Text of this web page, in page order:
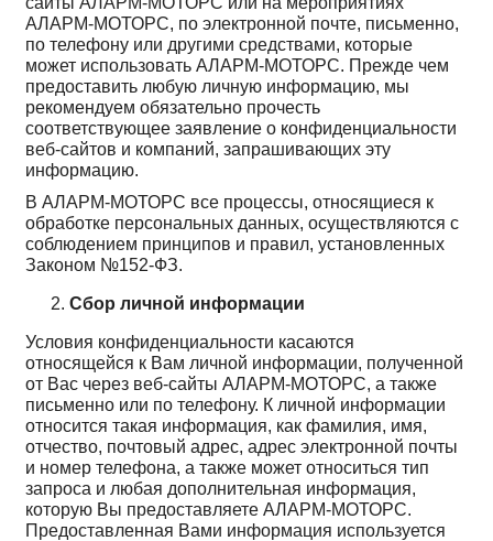
АЛАРМ-МОТОРС, по электронной почте, письменно,
по телефону или другими средствами, которые
может использовать АЛАРМ-МОТОРС. Прежде чем
предоставить любую личную информацию, мы
рекомендуем обязательно прочесть
соответствующее заявление о конфиденциальности
веб-сайтов и компаний, запрашивающих эту
информацию.
В АЛАРМ-МОТОРС все процессы, относящиеся к
обработке персональных данных, осуществляются с
соблюдением принципов и правил, установленных
Законом №152-ФЗ.
Сбор личной информации
Условия конфиденциальности касаются
относящейся к Вам личной информации, полученной
от Вас через веб-сайты АЛАРМ-МОТОРС, а также
письменно или по телефону. К личной информации
относится такая информация, как фамилия, имя,
отчество, почтовый адрес, адрес электронной почты
и номер телефона, а также может относиться тип
запроса и любая дополнительная информация,
которую Вы предоставляете АЛАРМ-МОТОРС.
Предоставленная Вами информация используется